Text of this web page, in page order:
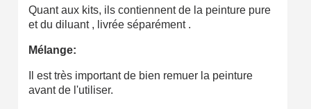
Quant aux kits, ils contiennent de la peinture pure
et du diluant , livrée séparément .
Mélange:
Il est très important de bien remuer la peinture
avant de l'utiliser.